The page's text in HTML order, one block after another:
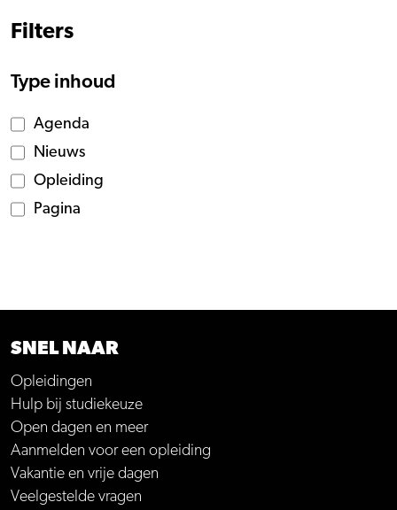
Filters
Type inhoud
Agenda
Nieuws
Opleiding
Pagina
SNEL NAAR
Opleidingen
Hulp bij studiekeuze
Open dagen en meer
Aanmelden voor een opleiding
Vakantie en vrije dagen
Veelgestelde vragen